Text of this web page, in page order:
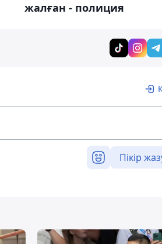
жалған - полиция
Пікір